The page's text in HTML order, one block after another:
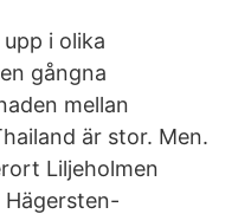
i olika
gångna
mellan
är stor. Men.
Liljeholmen
Hägersten-